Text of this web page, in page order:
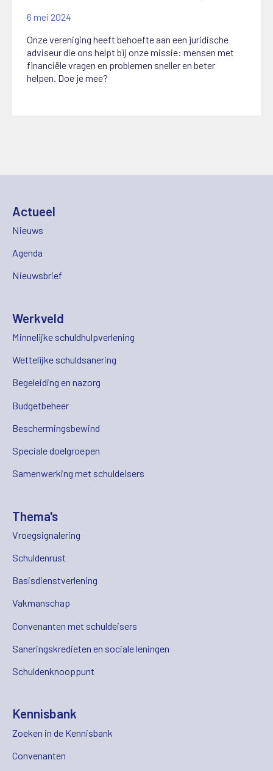
6 mei 2024
Onze vereniging heeft behoefte aan een juridische
adviseur die ons helpt bij onze missie: mensen met
financiële vragen en problemen sneller en beter
helpen. Doe je mee?
Actueel
Nieuws
Agenda
Nieuwsbrief
Werkveld
Minnelijke schuldhulpverlening
Wettelijke schuldsanering
Begeleiding en nazorg
Budgetbeheer
Beschermingsbewind
Speciale doelgroepen
Samenwerking met schuldeisers
Thema's
Vroegsignalering
Schuldenrust
Basisdienstverlening
Vakmanschap
Convenanten met schuldeisers
Saneringskredieten en sociale leningen
Schuldenknooppunt
Kennisbank
Zoeken in de Kennisbank
Convenanten